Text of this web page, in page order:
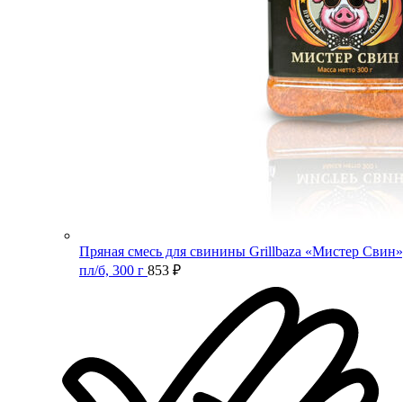
Пряная смесь для свинины Grillbaza «Мистер
пл/б, 300 г 853 ₽